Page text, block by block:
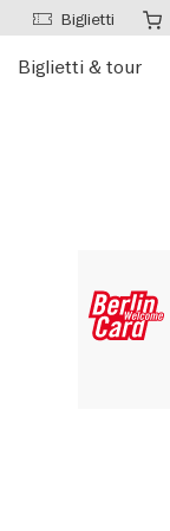
Biglietti & tour
Biglietti